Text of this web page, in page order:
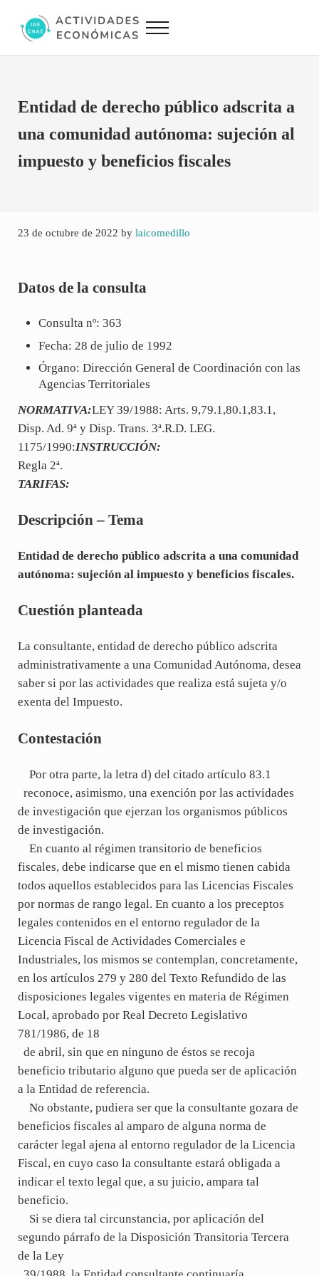
Actividades Económicas IAE CNAE
Menu
Entidad de derecho público adscrita a
una comunidad autónoma: sujeción al
impuesto y beneficios fiscales
23 de octubre de 2022 by laicomedillo
Datos de la consulta
Consulta nº: 363
Fecha: 28 de julio de 1992
Órgano: Dirección General de Coordinación con las
Agencias Territoriales
NORMATIVA:LEY 39/1988: Arts. 9,79.1,80.1,83.1,
Disp. Ad. 9ª y Disp. Trans. 3ª.R.D. LEG.
1175/1990:INSTRUCCIÓN:
Regla 2ª.
TARIFAS:
Descripción – Tema
Entidad de derecho público adscrita a una comunidad
autónoma: sujeción al impuesto y beneficios fiscales.
Cuestión planteada
La consultante, entidad de derecho público adscrita
administrativamente a una Comunidad Autónoma, desea
saber si por las actividades que realiza está sujeta y/o
exenta del Impuesto.
Contestación
Por otra parte, la letra d) del citado artículo 83.1
reconoce, asimismo, una exención por las actividades
de investigación que ejerzan los organismos públicos
de investigación.
En cuanto al régimen transitorio de beneficios
fiscales, debe indicarse que en el mismo tienen cabida
todos aquellos establecidos para las Licencias Fiscales
por normas de rango legal. En cuanto a los preceptos
legales contenidos en el entorno regulador de la
Licencia Fiscal de Actividades Comerciales e
Industriales, los mismos se contemplan, concretamente,
en los artículos 279 y 280 del Texto Refundido de las
disposiciones legales vigentes en materia de Régimen
Local, aprobado por Real Decreto Legislativo
781/1986, de 18
de abril, sin que en ninguno de éstos se recoja
beneficio tributario alguno que pueda ser de aplicación
a la Entidad de referencia.
No obstante, pudiera ser que la consultante gozara de
beneficios fiscales al amparo de alguna norma de
carácter legal ajena al entorno regulador de la Licencia
Fiscal, en cuyo caso la consultante estará obligada a
indicar el texto legal que, a su juicio, ampara tal
beneficio.
Si se diera tal circunstancia, por aplicación del
segundo párrafo de la Disposición Transitoria Tercera
de la Ley